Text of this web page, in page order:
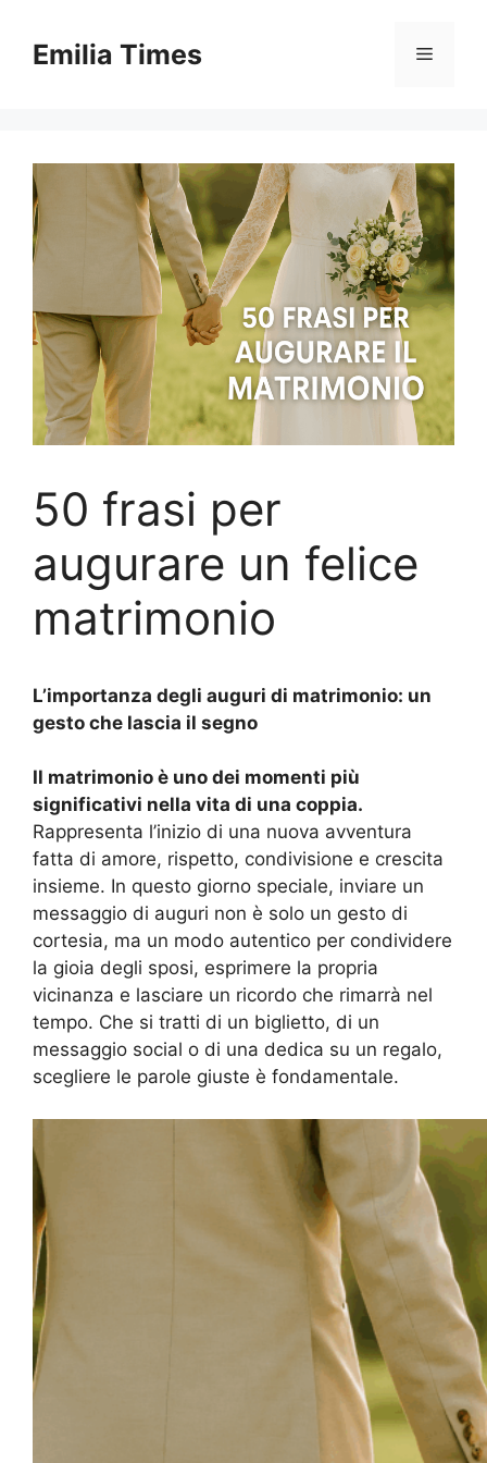
contentEmilia Times Menu
50 frasi per
augurare un felice
matrimonio
L’importanza degli auguri di matrimonio: un
gesto che lascia il segno
Il matrimonio è uno dei momenti più
significativi nella vita di una coppia.
Rappresenta l’inizio di una nuova avventura
fatta di amore, rispetto, condivisione e crescita
insieme. In questo giorno speciale, inviare un
messaggio di auguri non è solo un gesto di
cortesia, ma un modo autentico per condividere
la gioia degli sposi, esprimere la propria
vicinanza e lasciare un ricordo che rimarrà nel
tempo. Che si tratti di un biglietto, di un
messaggio social o di una dedica su un regalo,
scegliere le parole giuste è fondamentale.